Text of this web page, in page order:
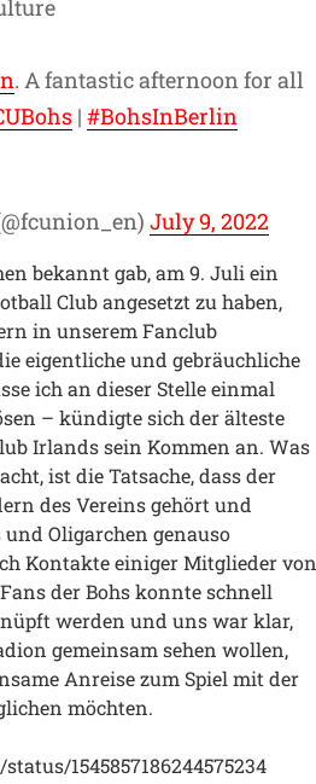
. A fantastic afternoon for all
| #BohsInBerlin
July 9, 2022
bekannt gab, am 9. Juli ein
Club angesetzt zu haben,
in unserem Fanclub
eigentliche und gebräuchliche
ich an dieser Stelle einmal
– kündigte sich der älteste
Irlands sein Kommen an. Was
ist die Tatsache, dass der
des Vereins gehört und
und Oligarchen genauso
Kontakte einiger Mitglieder von
der Bohs konnte schnell
werden und uns war klar,
gemeinsam sehen wollen,
Anreise zum Spiel mit der
möchten.
1545857186244575234